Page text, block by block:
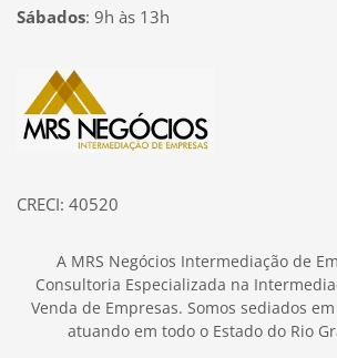
Sábados: 9h às 13h
Página inicial
CRECI: 40520
A MRS Negócios Intermediação de
Consultoria Especializada na
Venda de Empresas. Somos sediados
atuando em todo o Estado do Rio